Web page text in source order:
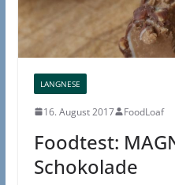
LANGNESE
16. August 2017 FoodLoaf
Foodtest:
Schokolade